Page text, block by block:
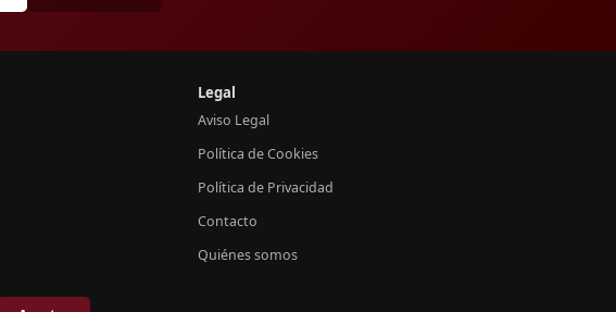
Legal
Aviso Legal
Política de Cookies
Política de Privacidad
Contacto
Quiénes somos